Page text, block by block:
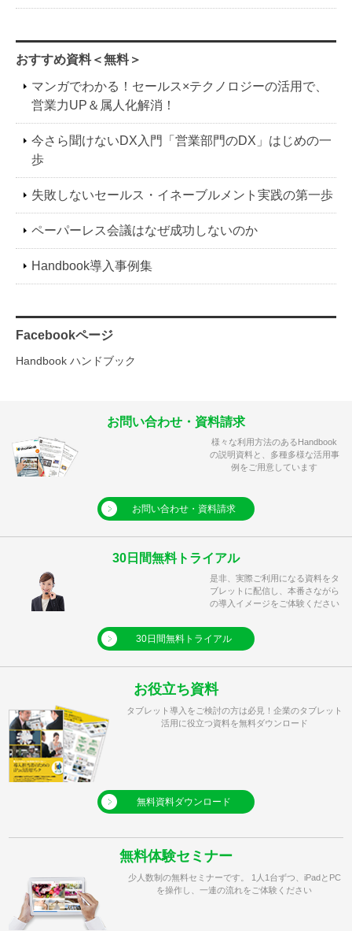
おすすめ資料＜無料＞
マンガでわかる！セールス×テクノロジーの活用で、
営業力UP＆属人化解消！
今さら聞けないDX入門「営業部門のDX」はじめの一
歩
失敗しないセールス・イネーブルメント実践の第一歩
ペーパーレス会議はなぜ成功しないのか
Handbook導入事例集
Facebookページ
Handbook ハンドブック
お問い合わせ・資料請求
様々な利用方法のあるHandbook
の説明資料と、多種多様な活用事
例をご用意しています
お問い合わせ・資料請求
30日間無料トライアル
是非、実際ご利用になる資料をタ
ブレットに配信し、本番さながら
の導入イメージをご体験ください
30日間無料トライアル
お役立ち資料
タブレット導入をご検討の方は必見！企業のタブレット
活用に役立つ資料を無料ダウンロード
無料資料ダウンロード
無料体験セミナー
少人数制の無料セミナーです。 1人1台ずつ、iPadとPC
を操作し、一連の流れをご体験ください